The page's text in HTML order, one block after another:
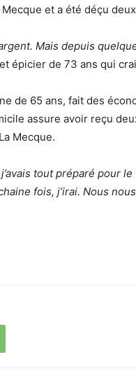
et a été déçu
Mais depuis
épicier de 73 ans qui
de 65 ans, fait des
assure avoir reçu
Mecque.
tout préparé pour
fois, j’irai. Nous